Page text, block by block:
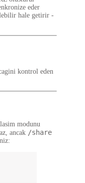
eder
hale getirir -
kontrol eden
modunu
ancak /share